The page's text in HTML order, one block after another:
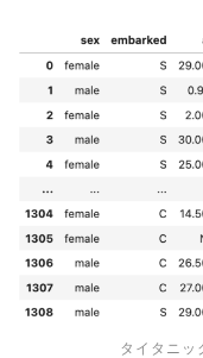
タイタニッ